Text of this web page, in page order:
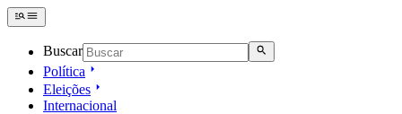
Buscar
Política
Eleições
Internacional